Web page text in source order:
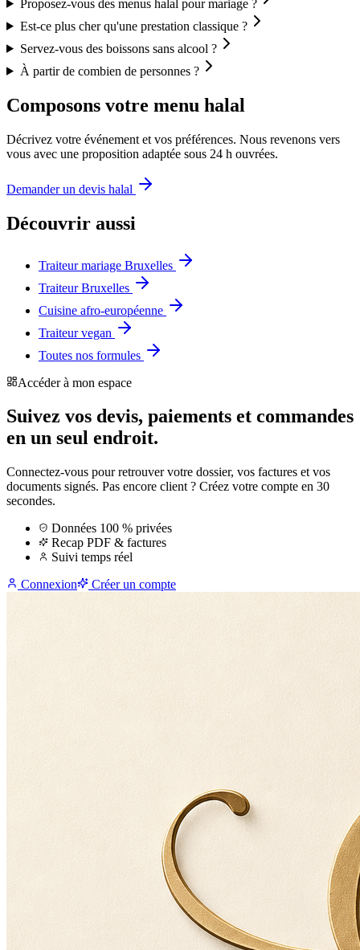
Proposez-vous des menus halal pour mariage ?
Est-ce plus cher qu'une prestation classique ?
Servez-vous des boissons sans alcool ?
À partir de combien de personnes ?
Composons votre menu halal
Décrivez votre événement et vos préférences. Nous revenons vers
vous avec une proposition adaptée sous 24 h ouvrées.
Demander un devis halal
Découvrir aussi
Traiteur mariage Bruxelles
Traiteur Bruxelles
Cuisine afro-européenne
Traiteur vegan
Toutes nos formules
Accéder à mon espace
Suivez vos devis, paiements et commandes
en un seul endroit.
Connectez-vous pour retrouver votre dossier, vos factures et vos
documents signés. Pas encore client ? Créez votre compte en 30
secondes.
Données 100 % privées
Recap PDF & factures
Suivi temps réel
Connexion
Créer un compte